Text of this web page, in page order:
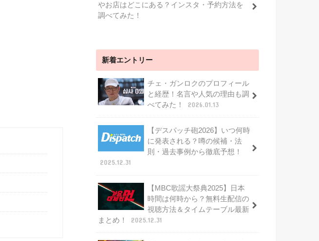
やお店はどこにある？インスタ・予約方法を
調べてみた！
新着エントリー
チェ・ガンロクのプロフィール
と経歴！名言や人気の理由も調
べてみた！
2026.01.13
【デスパッチ砲2026】いつ何時
に発表される？噂の候補・法
則・過去事例から徹底予想！
2025.12.31
【MBC歌謡大祭典2025】日本
時間は何時から？無料生配信の
視聴方法＆タイムテーブル最新
まとめ！
2025.12.31